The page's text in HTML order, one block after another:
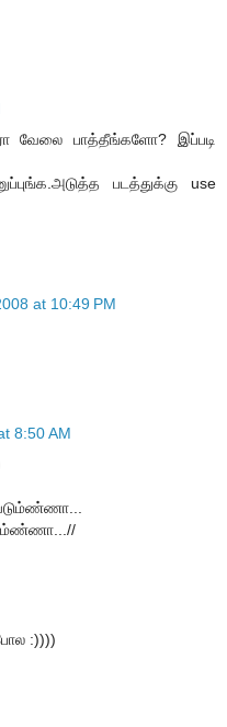
வேலை பாத்தீங்களோ? இப்படி
படத்துக்கு use
at 10:49 PM
8:50 AM
:))))